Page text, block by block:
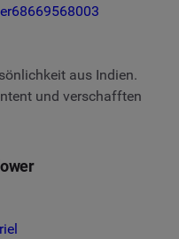
aus Indien.
und verschafften